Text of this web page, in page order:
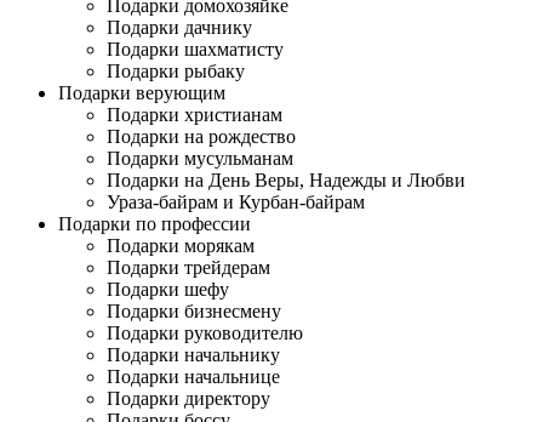
Подарки домохозяйке
Подарки дачнику
Подарки шахматисту
Подарки рыбаку
Подарки верующим
Подарки христианам
Подарки на рождество
Подарки мусульманам
Подарки на День Веры, Надежды и Любви
Ураза-байрам и Курбан-байрам
Подарки по профессии
Подарки морякам
Подарки трейдерам
Подарки шефу
Подарки бизнесмену
Подарки руководителю
Подарки начальнику
Подарки начальнице
Подарки директору